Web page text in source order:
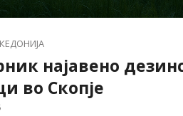
најавено
во Скопје